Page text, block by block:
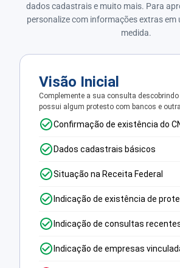
dados cadastrais e muito mais. Para
personalize com informações extras
medida.
Visão Inicial
Complemente a sua consulta descobrindo
possui algum protesto com bancos e
Confirmação de existência do
Dados cadastrais básicos
Situação na Receita Federal
Indicação de existência de
Indicação de consultas
Indicação de empresas